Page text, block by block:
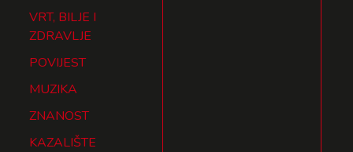
VRT, BILJE I
ZDRAVLJE
POVIJEST
MUZIKA
ZNANOST
KAZALIŠTE